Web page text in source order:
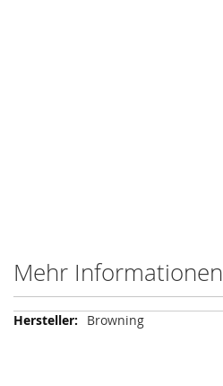
Mehr Informationen
Mehr
Browning